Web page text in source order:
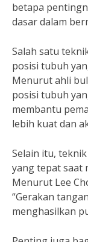
betapa
dasar dalam
Salah satu
posisi tubuh
Menurut ahli
posisi tubuh
membantu
lebih kuat dan
Selain itu,
yang tepat saat
Menurut Lee
“Gerakan
menghasilkan